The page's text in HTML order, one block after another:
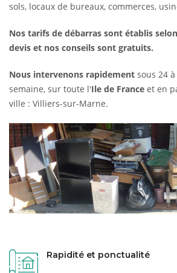
sols, locaux de bureaux, commerces,
Nos tarifs de débarras sont établis
devis et nos conseils sont gratuits.
Nous intervenons rapidement sous 24
semaine, sur toute l'Ile de France et en
ville : Villiers-sur-Marne.
Rapidité et ponctualité